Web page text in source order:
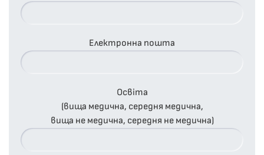
Електронна пошта
Освіта
(вища медична, середня медична,
вища не медична, середня не медична)